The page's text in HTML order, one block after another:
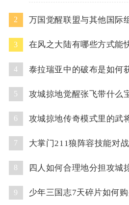
2
3 在风之大陆有哪些方式能
4 泰拉瑞亚中的破布是如何
5 攻城掠地觉醒张飞带什么
6 攻城掠地传奇模式里的武
7 大掌门211狼阵容技能对
8 四人如何合理地分担攻城
9 少年三国志7天碎片如何